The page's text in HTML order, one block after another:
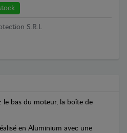
S.R.L
le bas du moteur, la boîte de
en Aluminium avec une